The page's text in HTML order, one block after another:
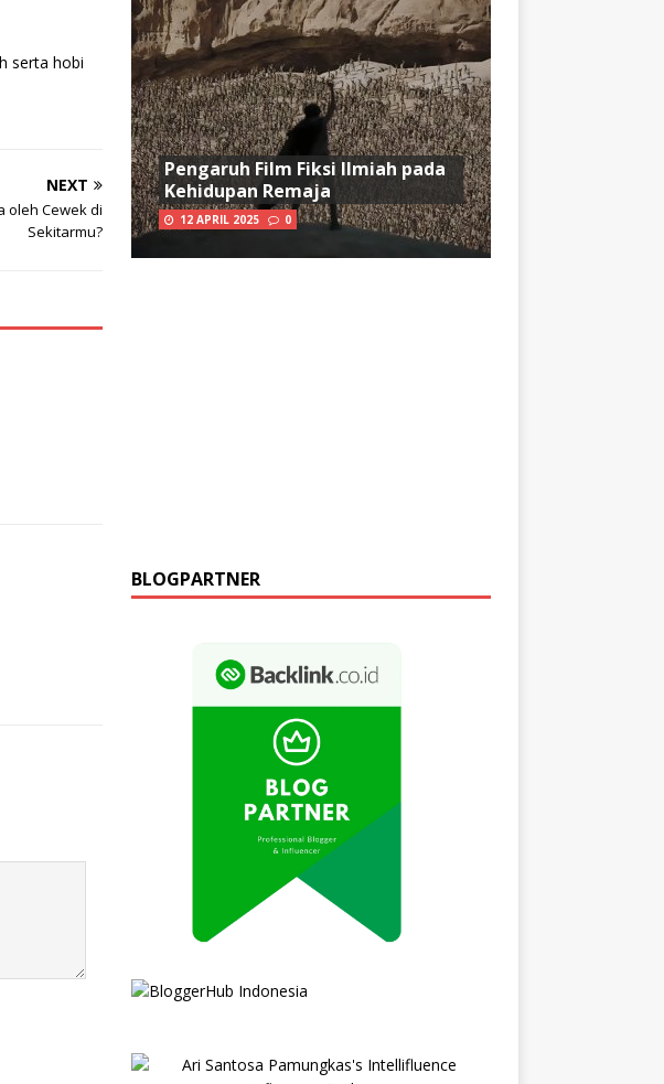
serta hobi
NEXT
oleh Cewek di
Sekitarmu?
Pengaruh Film Fiksi Ilmiah pada
Kehidupan Remaja
12 APRIL 2025 0
BLOGPARTNER